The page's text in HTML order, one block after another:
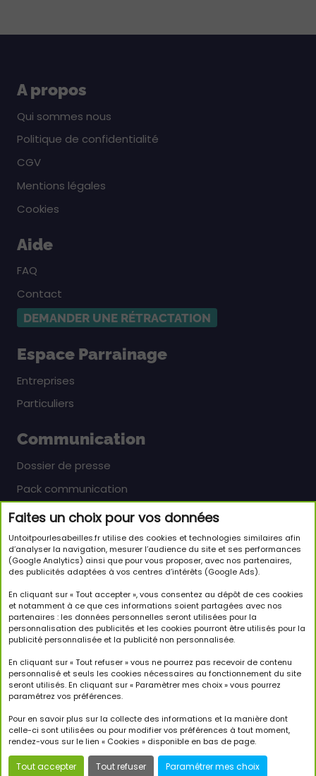
Faites un choix pour vos données
Untoitpourlesabeilles.fr utilise des cookies et technologies similaires afin
d’analyser la navigation, mesurer l’audience du site et ses performances
(Google Analytics) ainsi que pour vous proposer, avec nos partenaires,
des publicités adaptées à vos centres d’intérêts (Google Ads).
En cliquant sur « Tout accepter », vous consentez au dépôt de ces cookies
et notamment à ce que ces informations soient partagées avec nos
partenaires : les données personnelles seront utilisées pour la
personnalisation des publicités et les cookies pourront être utilisés pour la
publicité personnalisée et la publicité non personnalisée.
En cliquant sur « Tout refuser » vous ne pourrez pas recevoir de contenu
personnalisé et seuls les cookies nécessaires au fonctionnement du site
seront utilisés. En cliquant sur « Paramètrer mes choix » vous pourrez
paramétrez vos préférences.
Pour en savoir plus sur la collecte des informations et la manière dont
celle-ci sont utilisées ou pour modifier vos préférences à tout moment,
rendez-vous sur le lien « Cookies » disponible en bas de page.
Tout accepter Tout refuser Paramétrer mes choix
A propos
Qui sommes nous
Politique de confidentialité
CGV
Mentions légales
Cookies
Aide
FAQ
Contact
DEMANDER UNE RÉTRACTATION
Espace Parrainage
Entreprises
Particuliers
Communication
Dossier de presse
Pack communication
Newsletter
Inscrivez-vous pour en savoir plus sur le monde
passionnant des abeilles et sur notre initiative.
JE M'INSCRIS À LA NEWSLETTER
Suivez-nous
Copyright © 2026 Un Toit Pour Les Abeilles. Tous droits
réservés.